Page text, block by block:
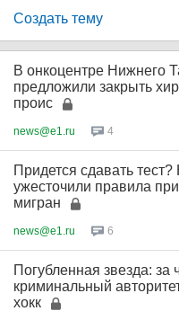
Создать тему
В онкоцентре Нижнего
предложили закрыть
проис
news@e1.ru 4
Придется сдавать
ужесточили правила
мигран
news@e1.ru 6
Погубленная звезда: за
криминальный
хокк